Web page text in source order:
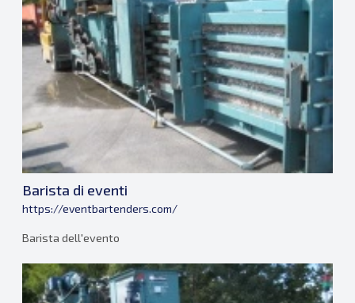
Barista di eventi
https://eventbartenders.com/
Barista dell'evento